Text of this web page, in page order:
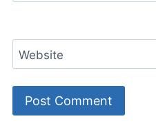
Website